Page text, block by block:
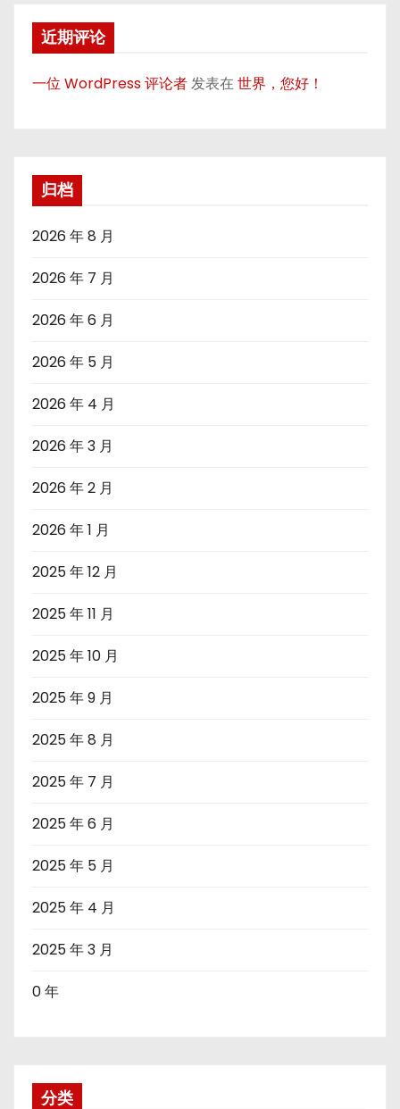
近期评论
一位 WordPress 评论者发表在世界，您好！
归档
2026 年 8 月
2026 年 7 月
2026 年 6 月
2026 年 5 月
2026 年 4 月
2026 年 3 月
2026 年 2 月
2026 年 1 月
2025 年 12 月
2025 年 11 月
2025 年 10 月
2025 年 9 月
2025 年 8 月
2025 年 7 月
2025 年 6 月
2025 年 5 月
2025 年 4 月
2025 年 3 月
0 年
分类